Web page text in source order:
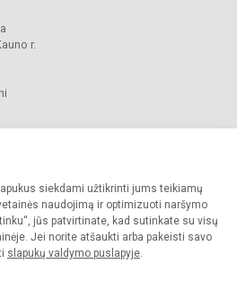
siekdami užtikrinti jums teikiamų
naudojimą ir optimizuoti naršymo
jūs patvirtinate, kad sutinkate su visų
Jei norite atšaukti arba pakeisti savo
slapukų valdymo puslapyje.
r.
gimnazija. Visos teisės saugomos.
sutikimo griežtai draudžiama.
paraiška Slapukų politika